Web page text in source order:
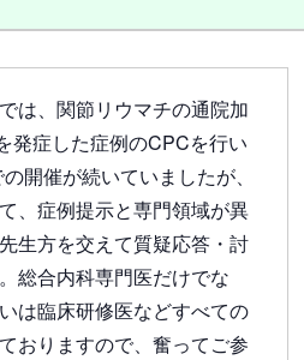
は、関節リウマチの通院加
発症した症例のCPCを行い
開催が続いていましたが、
、症例提示と専門領域が異
生方を交えて質疑応答・討
総合内科専門医だけでな
は臨床研修医などすべての
おりますので、奮ってご参